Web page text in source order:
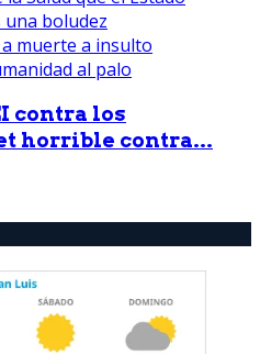
contra los
horrible contra...